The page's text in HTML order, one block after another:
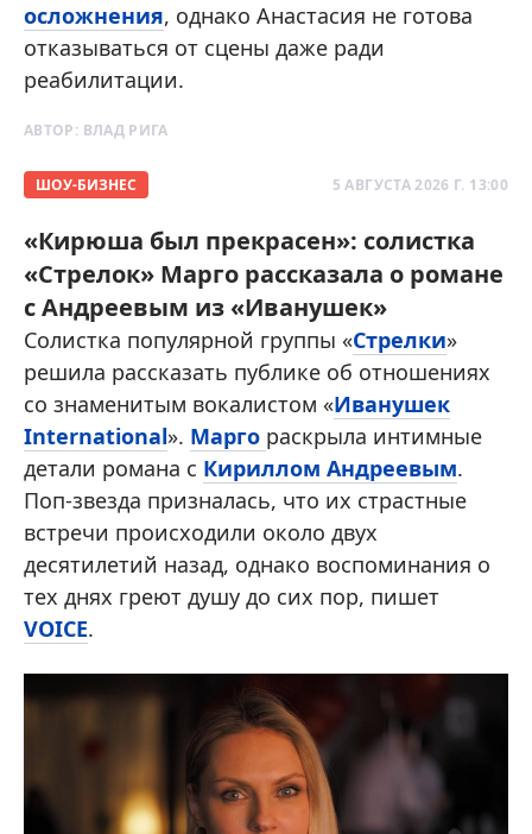
осложнения, однако Анастасия не готова
отказываться от сцены даже ради
реабилитации.
АВТОР: ВЛАД РИГА
ШОУ-БИЗНЕС 5 АВГУСТА 2026 Г. 13:00
«Кирюша был прекрасен»: солистка
«Стрелок» Марго рассказала о романе
с Андреевым из «Иванушек»
Солистка популярной группы «Стрелки»
решила рассказать публике об отношениях
со знаменитым вокалистом «Иванушек
International». Марго раскрыла интимные
детали романа с Кириллом Андреевым.
Поп-звезда призналась, что их страстные
встречи происходили около двух
десятилетий назад, однако воспоминания о
тех днях греют душу до сих пор, пишет
VOICE.